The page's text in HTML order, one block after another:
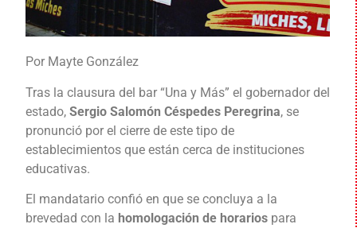
Por Mayte González
Tras la clausura del bar “Una y Más” el gobernador del
estado, Sergio Salomón Céspedes Peregrina, se
pronunció por el cierre de este tipo de
establecimientos que están cerca de instituciones
educativas.
El mandatario confió en que se concluya a la
brevedad con la homologación de horarios para